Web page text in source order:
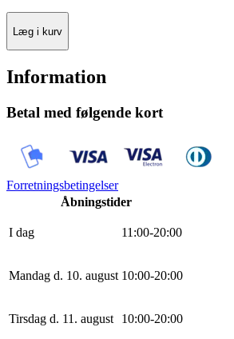
Læg i kurv
Information
Betal med følgende kort
Forretningsbetingelser
Åbningstider
I dag 11:00-20:00
Mandag d. 10. august 10:00-20:00
Tirsdag d. 11. august 10:00-20:00